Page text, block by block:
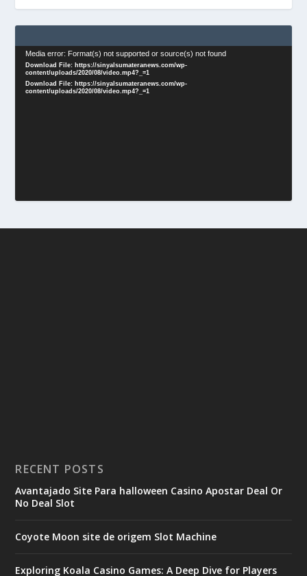
Video
Player
Media error: Format(s) not supported or source(s) not found
Download File: https://sinyalsumateranews.com/wp-
content/uploads/2020/08/video.mp4?_=1
Download File: https://sinyalsumateranews.com/wp-
content/uploads/2020/08/video.mp4?_=1
RECENT POSTS
Avantajado Site Para halloween Casino Apostar Deal Or
No Deal Slot
Coyote Moon site de origem Slot Machine
Exploring Koala Casino Games: A Deep Dive for Players